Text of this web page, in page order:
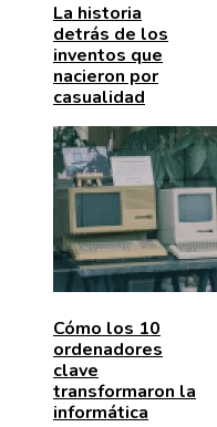
La historia
detrás de los
inventos que
nacieron por
casualidad
Cómo los 10
ordenadores
clave
transformaron la
informática